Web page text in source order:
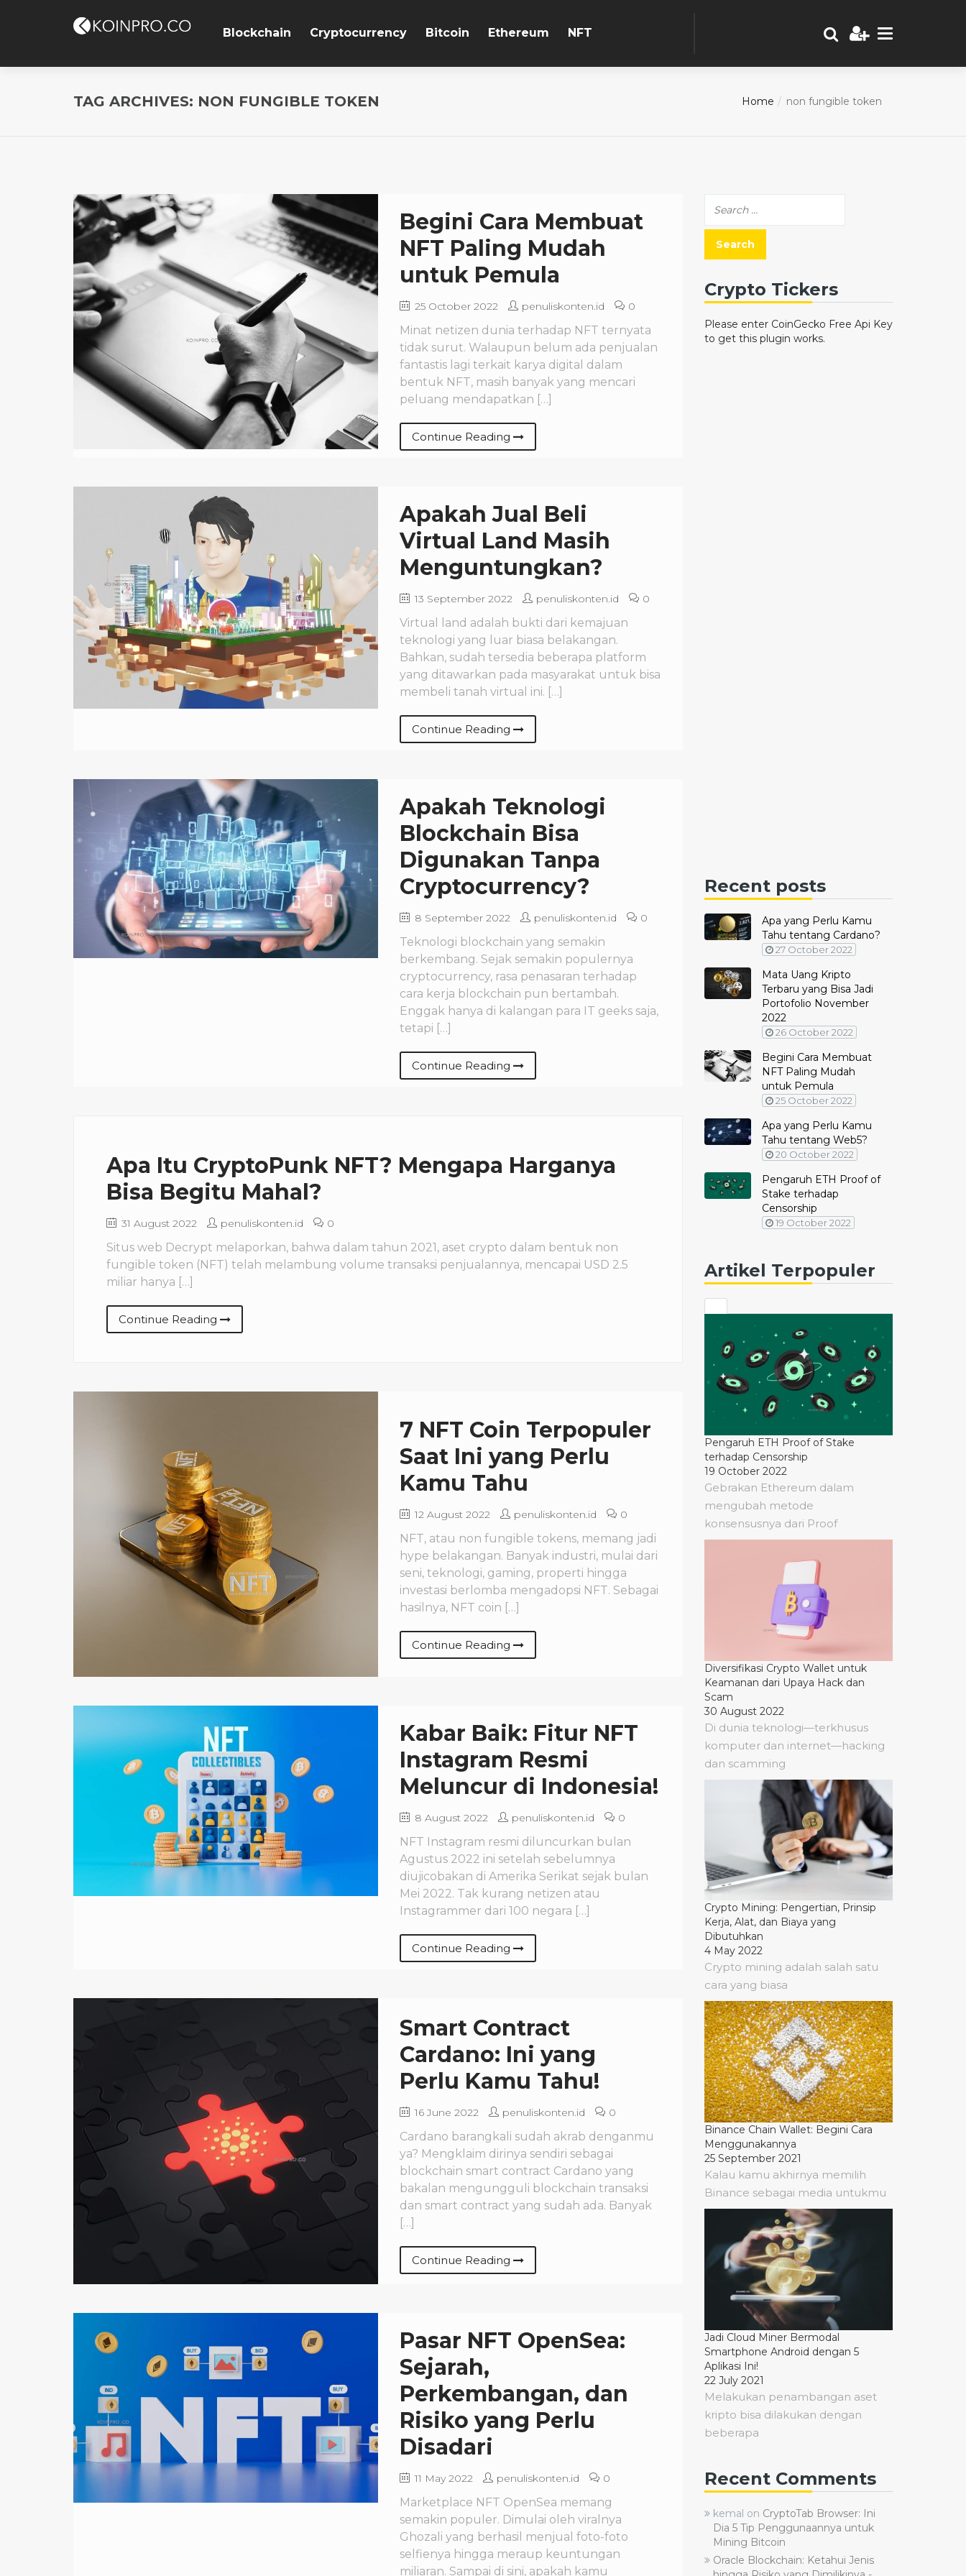
Blockchain Cryptocurrency Bitcoin Ethereum NFT
TAG ARCHIVES: NON FUNGIBLE TOKEN Home non fungible token
Begini Cara Membuat
NFT Paling Mudah
untuk Pemula
25 October 2022 penuliskonten.id 0
Minat netizen dunia terhadap NFT ternyata
tidak surut. Walaupun belum ada penjualan
fantastis lagi terkait karya digital dalam
bentuk NFT, masih banyak yang mencari
peluang mendapatkan […]
Continue Reading
Apakah Jual Beli
Virtual Land Masih
Menguntungkan?
13 September 2022 penuliskonten.id 0
Virtual land adalah bukti dari kemajuan
teknologi yang luar biasa belakangan.
Bahkan, sudah tersedia beberapa platform
yang ditawarkan pada masyarakat untuk bisa
membeli tanah virtual ini. […]
Continue Reading
Apakah Teknologi
Blockchain Bisa
Digunakan Tanpa
Cryptocurrency?
8 September 2022 penuliskonten.id 0
Teknologi blockchain yang semakin
berkembang. Sejak semakin populernya
cryptocurrency, rasa penasaran terhadap
cara kerja blockchain pun bertambah.
Enggak hanya di kalangan para IT geeks saja,
tetapi […]
Continue Reading
Apa Itu CryptoPunk NFT? Mengapa Harganya
Bisa Begitu Mahal?
31 August 2022 penuliskonten.id 0
Situs web Decrypt melaporkan, bahwa dalam tahun 2021, aset crypto dalam bentuk non
fungible token (NFT) telah melambung volume transaksi penjualannya, mencapai USD 2.5
miliar hanya […]
Continue Reading
7 NFT Coin Terpopuler
Saat Ini yang Perlu
Kamu Tahu
12 August 2022 penuliskonten.id 0
NFT, atau non fungible tokens, memang jadi
hype belakangan. Banyak industri, mulai dari
seni, teknologi, gaming, properti hingga
investasi berlomba mengadopsi NFT. Sebagai
hasilnya, NFT coin […]
Continue Reading
Kabar Baik: Fitur NFT
Instagram Resmi
Meluncur di Indonesia!
8 August 2022 penuliskonten.id 0
NFT Instagram resmi diluncurkan bulan
Agustus 2022 ini setelah sebelumnya
diujicobakan di Amerika Serikat sejak bulan
Mei 2022. Tak kurang netizen atau
Instagrammer dari 100 negara […]
Continue Reading
Smart Contract
Cardano: Ini yang
Perlu Kamu Tahu!
16 June 2022 penuliskonten.id 0
Cardano barangkali sudah akrab denganmu
ya? Mengklaim dirinya sendiri sebagai
blockchain smart contract Cardano yang
bakalan mengungguli blockchain transaksi
dan smart contract yang sudah ada. Banyak
[…]
Continue Reading
Pasar NFT OpenSea:
Sejarah,
Perkembangan, dan
Risiko yang Perlu
Disadari
11 May 2022 penuliskonten.id 0
Marketplace NFT OpenSea memang
semakin populer. Dimulai oleh viralnya
Ghozali yang berhasil menjual foto-foto
selfienya hingga meraup keuntungan
miliaran. Sampai di sini, apakah kamu
Crypto Tickers
Please enter CoinGecko Free Api Key
to get this plugin works.
Recent posts
Apa yang Perlu Kamu
Tahu tentang Cardano?
27 October 2022
Mata Uang Kripto
Terbaru yang Bisa Jadi
Portofolio November
2022
26 October 2022
Begini Cara Membuat
NFT Paling Mudah
untuk Pemula
25 October 2022
Apa yang Perlu Kamu
Tahu tentang Web5?
20 October 2022
Pengaruh ETH Proof of
Stake terhadap
Censorship
19 October 2022
Artikel Terpopuler
Pengaruh ETH Proof of Stake
terhadap Censorship
19 October 2022
Gebrakan Ethereum dalam
mengubah metode
konsensusnya dari Proof
Diversifikasi Crypto Wallet untuk
Keamanan dari Upaya Hack dan
Scam
30 August 2022
Di dunia teknologi—terkhusus
komputer dan internet—hacking
dan scamming
Crypto Mining: Pengertian, Prinsip
Kerja, Alat, dan Biaya yang
Dibutuhkan
4 May 2022
Crypto mining adalah salah satu
cara yang biasa
Binance Chain Wallet: Begini Cara
Menggunakannya
25 September 2021
Kalau kamu akhirnya memilih
Binance sebagai media untukmu
Jadi Cloud Miner Bermodal
Smartphone Android dengan 5
Aplikasi Ini!
22 July 2021
Melakukan penambangan aset
kripto bisa dilakukan dengan
beberapa
Recent Comments
kemal on CryptoTab Browser: Ini
Dia 5 Tip Penggunaannya untuk
Mining Bitcoin
Oracle Blockchain: Ketahui Jenis